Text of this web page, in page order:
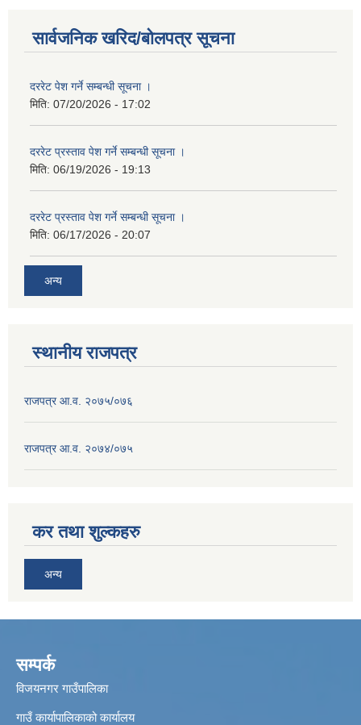
सार्वजनिक खरिद/बोलपत्र सूचना
दररेट पेश गर्ने सम्बन्धी सूचना ।
मिति: 07/20/2026 - 17:02
दररेट प्रस्ताव पेश गर्ने सम्बन्धी सूचना ।
मिति: 06/19/2026 - 19:13
दररेट प्रस्ताव पेश गर्ने सम्बन्धी सूचना ।
मिति: 06/17/2026 - 20:07
अन्य
स्थानीय राजपत्र
राजपत्र आ.व. २०७५/०७६
राजपत्र आ.व. २०७४/०७५
कर तथा शुल्कहरु
अन्य
सम्पर्क
विजयनगर गाउँपालिका
गाउँ कार्यापालिकाको कार्यालय